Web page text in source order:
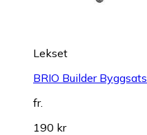
Lekset
BRIO Builder
fr.
190 kr